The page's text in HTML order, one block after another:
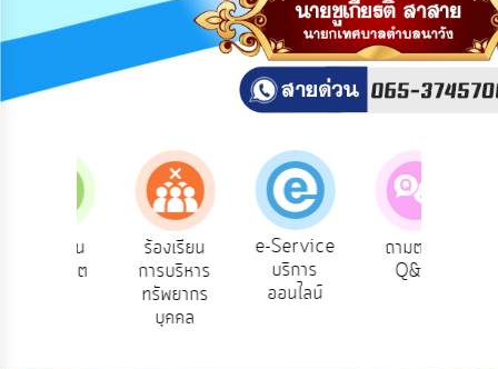
กิจการ
สภา
บริการ
Service
ร้องเรียน
การบริหาร
ทรัพยากร
บุคคล
e-Service
บริการ
ออนไลน์
ถามตอบ
Q&A